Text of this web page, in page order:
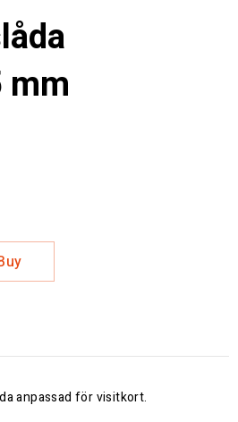
mm
anpassad för visitkort.